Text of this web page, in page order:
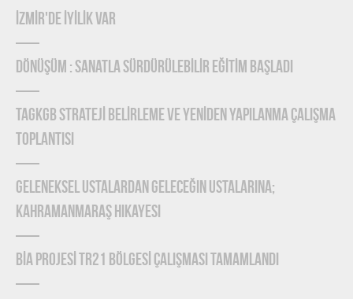
İZMİR'DE İYİLİK VAR
DÖNÜŞÜM : SANATLA SÜRDÜRÜLEBİLİR EĞİTİM BAŞLADI
TAGKGB STRATEJİ BELİRLEME ve YENİDEN YAPILANMA ÇALIŞMA
TOPLANTISI
Geleneksel Ustalardan Geleceğin Ustalarına;
Kahramanmaraş Hikayesi
BİA PROJESİ TR21 BÖLGESİ ÇALIŞMASI TAMAMLANDI